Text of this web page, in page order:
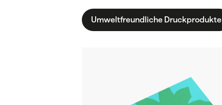
Umweltfreundliche Druckprodukte